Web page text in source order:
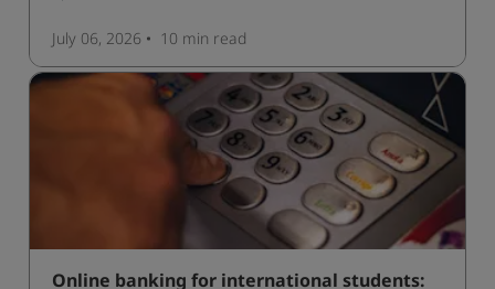
July 06, 2026 10 min read
Online banking for international students: